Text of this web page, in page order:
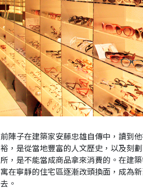
前陣子在建築家安藤忠雄自傳中，讀到
裕，是從當地豐富的人文歷史，以及刻
所，是不能當成商品拿來消費的。在建
寓在寧靜的住宅區逐漸改頭換面，成為
去。